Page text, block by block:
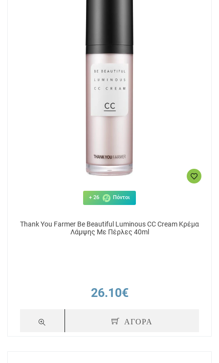
+ 26 Πόντοι
Thank You Farmer Be Beautiful Luminous CC Cream Κρέμα
Λάμψης Mε Πέρλες 40ml
26.10€
ΑΓΟΡΑ